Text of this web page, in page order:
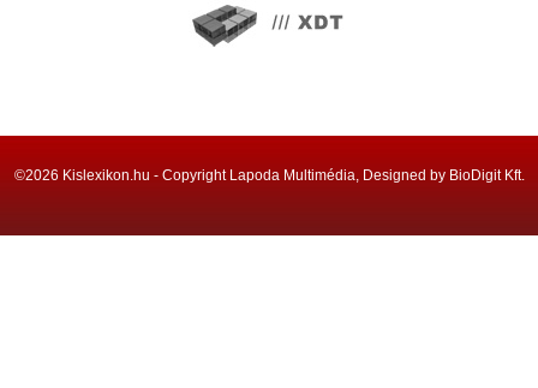
©2026 Kislexikon.hu - Copyright Lapoda Multimédia, Designed by BioDigit Kft.